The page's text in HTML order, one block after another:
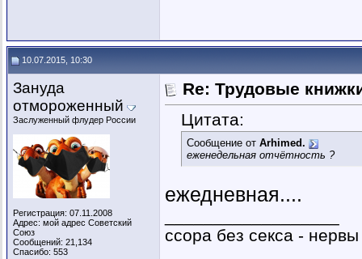
10.07.2015, 10:30
Зануда
отмороженный
Заслуженный флудер России
Регистрация: 07.11.2008
Адрес: мой адрес Советский
Союз
Сообщений: 21,134
Спасибо: 553
Re: Трудовые
Цитата:
Сообщение от Arhimed.
еженедельная отчётность ?
ежедневная....
ссора без секса -